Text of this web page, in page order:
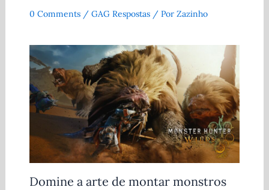
0 Comments / GAG Respostas/ Por Zazinho
Domine a arte de montar monstros